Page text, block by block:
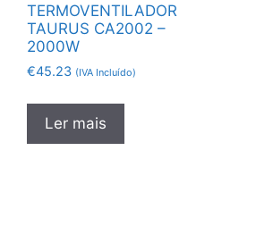
TERMOVENTILADOR
TAURUS CA2002 –
2000W
€45.23 (IVA Incluído)
Ler mais